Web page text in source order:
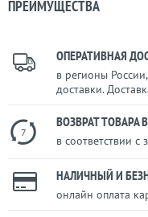
ПРЕИМУЩЕСТВА
ОПЕРАТИВНАЯ
в регионы
доставки.
7
ВОЗВРАТ ТОВАРА
в соответствии
НАЛИЧНЫЙ И
онлайн оплата